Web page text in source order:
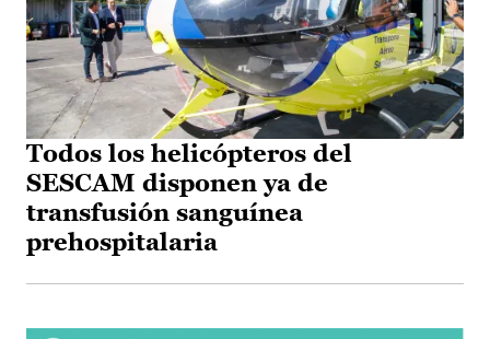
Todos los helicópteros del
SESCAM disponen ya de
transfusión sanguínea
prehospitalaria